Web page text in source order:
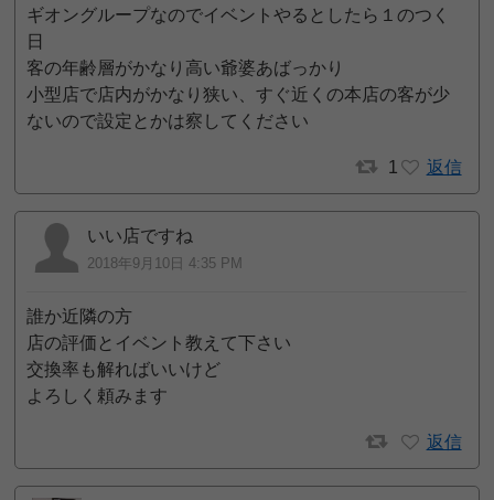
ギオングループなのでイベントやるとしたら１のつく
日
客の年齢層がかなり高い爺婆あばっかり
小型店で店内がかなり狭い、すぐ近くの本店の客が少
ないので設定とかは察してください
1 返信
いい店ですね
2018年9月10日 4:35 PM
誰か近隣の方
店の評価とイベント教えて下さい
交換率も解ればいいけど
よろしく頼みます
返信